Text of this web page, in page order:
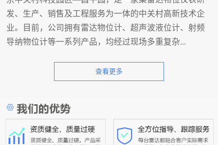
发、生产、销售及工程服务为一体的中关村高新技术企
业。目前，公司拥有雷达物位计、超声波液位计、射频
导纳物位计等一系列产品，均经过现场多重复杂...
查看更多